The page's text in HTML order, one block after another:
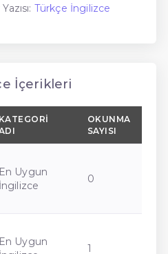
Türkçe İngilizce
İçerikleri
KATEGORI
OKUNMA
SAYISI
En Uygun
İngilizce
0
En Uygun
1